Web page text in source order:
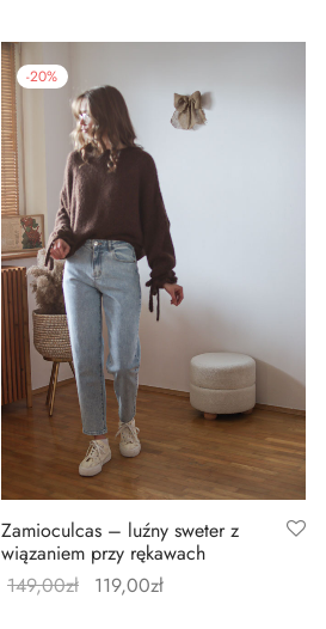
-20%
Zamioculcas – luźny sweter z
wiązaniem przy rękawach
149,00zł 119,00zł